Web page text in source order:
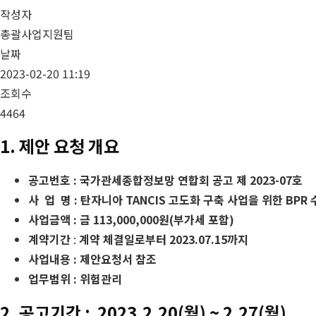
작성자
총괄사업지원팀
날짜
2023-02-20 11:19
조회수
4464
1. 제안 요청 개요
공고번호 : 국가관세종합정보망 연합회 공고 제 2023-07호
사 업 명 : 탄자니아 TANCIS 고도화 구축 사업을 위한 BPR
사업금액 : 금 113,000,000원(부가세 포함)
계약기간 : 계약 체결일로부터 2023.07.15까지
사업내용 : 제안요청서 참조
업무범위 : 위험관리